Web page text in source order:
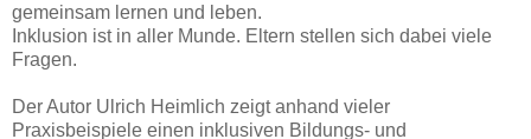
gemeinsam lernen und leben.
Inklusion ist in aller Munde. Eltern stellen sich dabei viele
Fragen.
Der Autor Ulrich Heimlich zeigt anhand vieler
Praxisbeispiele einen inklusiven Bildungs- und